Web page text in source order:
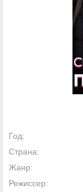
Год:
Страна:
Жанр:
Режиссер: